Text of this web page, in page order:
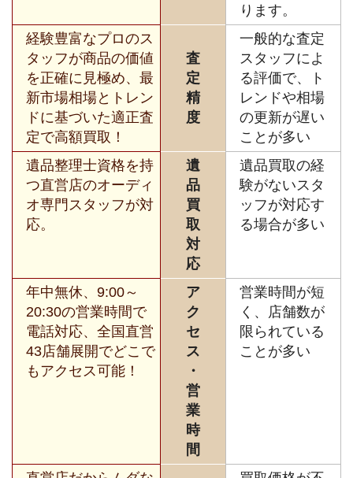
ります。
経験豊富なプロのス
タッフが商品の価値
を正確に見極め、最
新市場相場とトレン
ドに基づいた適正査
定で高額買取！
査
定
精
度
一般的な査定
スタッフによ
る評価で、ト
レンドや相場
の更新が遅い
ことが多い
遺品整理士資格を持
つ直営店のオーディ
オ専門スタッフが対
応。
遺
品
買
取
対
応
遺品買取の経
験がないスタ
ッフが対応す
る場合が多い
年中無休、9:00～
20:30の営業時間で
電話対応、全国直営
43店舗展開でどこで
もアクセス可能！
ア
ク
セ
ス
・
営
業
時
間
営業時間が短
く、店舗数が
限られている
ことが多い